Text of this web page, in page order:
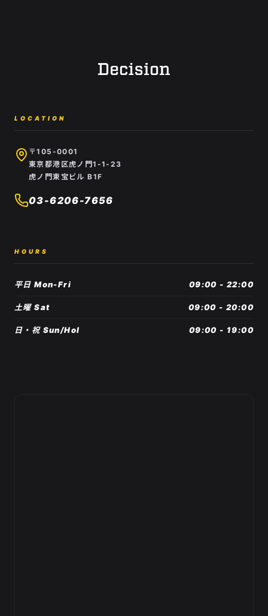
LOCATION
〒105-0001
東京都港区虎ノ門1-1-23
虎ノ門東宝ビル B1F
03-6206-7656
HOURS
平日 Mon-Fri 09:00 - 22:00
土曜 Sat 09:00 - 20:00
日・祝 Sun/Hol 09:00 - 19:00